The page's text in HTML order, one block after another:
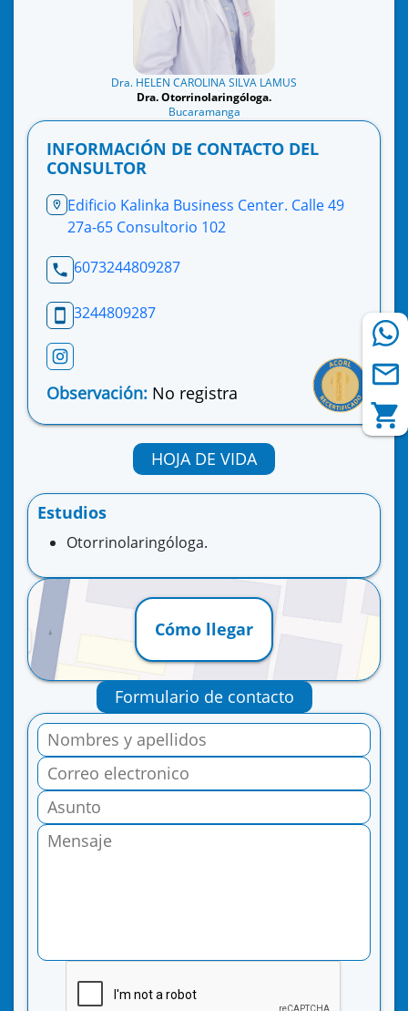
Dra. HELEN CAROLINA SILVA LAMUS
Dra. Otorrinolaringóloga.
Bucaramanga
INFORMACIÓN DE CONTACTO DEL
CONSULTOR
Edificio Kalinka Business Center. Calle 49
27a-65 Consultorio 102
6073244809287
3244809287
Observación: No registra
HOJA DE VIDA
Estudios
Otorrinolaringóloga.
Cómo llegar
Formulario de contacto